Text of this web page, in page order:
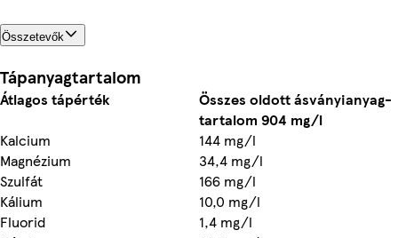
Összetevők
Tápanyagtartalom
Átlagos tápérték
Összes oldott ásványianyag-
tartalom 904 mg/l
Kalcium
144 mg/l
Magnézium
34,4 mg/l
Szulfát
166 mg/l
Kálium
10,0 mg/l
Fluorid
1,4 mg/l